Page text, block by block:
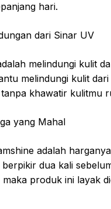
hari.
dari Sinar UV
melindungi kulit
melindungi kulit
khawatir kulitmu
yang Mahal
adalah
dua kali
produk ini layak